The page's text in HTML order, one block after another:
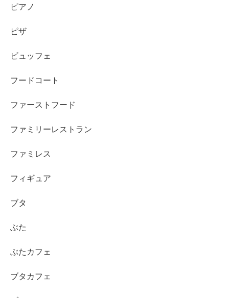
ピアノ
ピザ
ビュッフェ
フードコート
ファーストフード
ファミリーレストラン
ファミレス
フィギュア
ブタ
ぶた
ぶたカフェ
ブタカフェ